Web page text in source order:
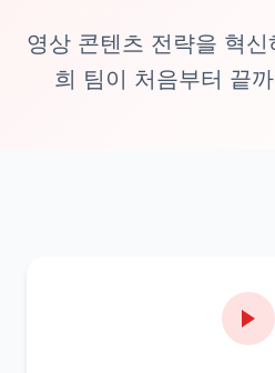
영상 콘텐츠 전략을 혁
희 팀이 처음부터 끝